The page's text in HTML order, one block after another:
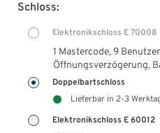
Schloss:
Elektronikschloss E 70008
1 Mastercode, 9
Öffnungsverzögerung,
Doppelbartschloss
Lieferbar in 2-3
Elektronikschloss E 60012